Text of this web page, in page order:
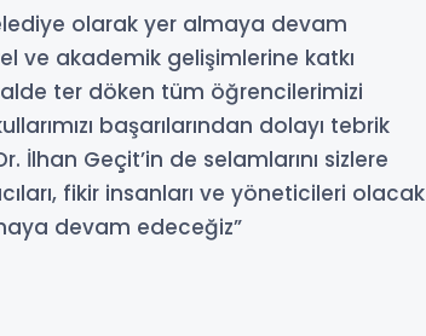
olarak yer almaya devam
ve akademik gelişimlerine katkı
ter döken tüm öğrencilerimizi
başarılarından dolayı tebrik
İlhan Geçit’in de selamlarını sizlere
fikir insanları ve yöneticileri olacak
devam edeceğiz”